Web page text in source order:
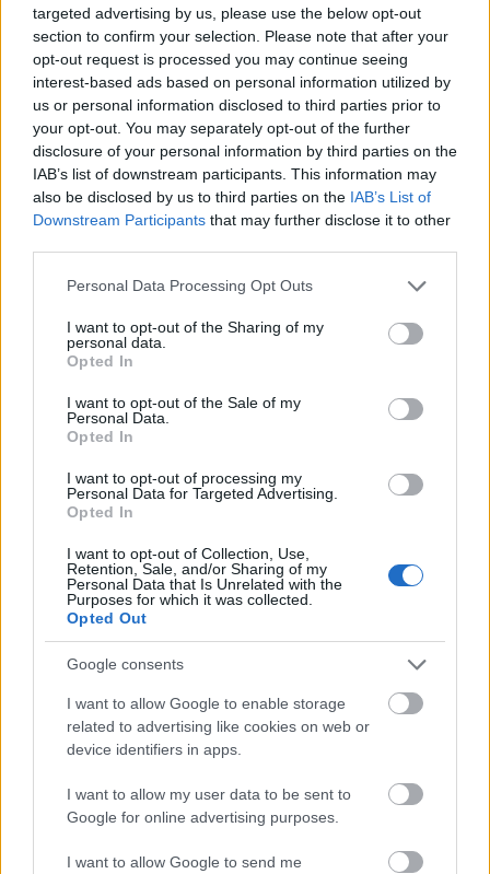
targeted advertising by us, please use the below opt-out
section to confirm your selection. Please note that after your
opt-out request is processed you may continue seeing
interest-based ads based on personal information utilized by
us or personal information disclosed to third parties prior to
your opt-out. You may separately opt-out of the further
disclosure of your personal information by third parties on the
IAB’s list of downstream participants. This information may
also be disclosed by us to third parties on the IAB’s List of
Downstream Participants that may further disclose it to other
Please note that this website/app uses one or more Google
not limited to your visit or usage behaviour. You may click to
grant or deny consent to Google and its third-party tags to
use your data for below specified purposes in below Google
consent section.
Personal Data Processing Opt Outs
I want to opt-out of the Sharing of my
personal data.
Opted In
I want to opt-out of the Sale of my
Personal Data.
Opted In
I want to opt-out of processing my
Personal Data for Targeted Advertising.
Opted In
I want to opt-out of Collection, Use,
Retention, Sale, and/or Sharing of my
Personal Data that Is Unrelated with the
Purposes for which it was collected.
Opted Out
Google consents
I want to allow Google to enable storage
related to advertising like cookies on web or
device identifiers in apps.
I want to allow my user data to be sent to
Google for online advertising purposes.
I want to allow Google to send me